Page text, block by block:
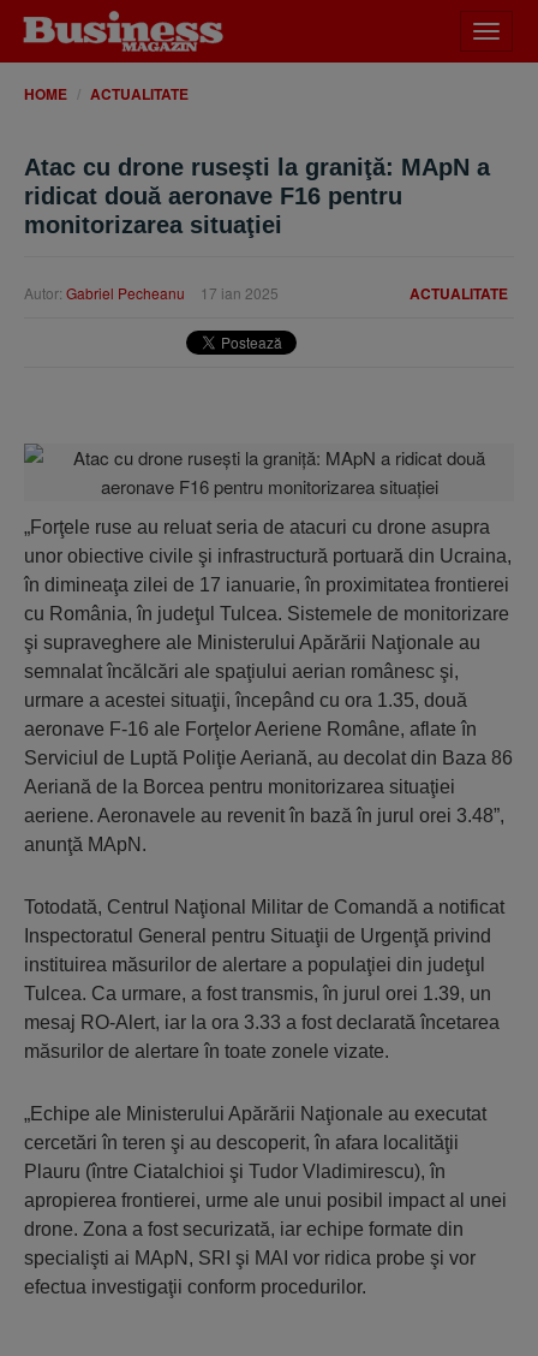
meniu
HOME ACTUALITATE
Atac cu drone ruseşti la graniţă: MApN a
ridicat două aeronave F16 pentru
monitorizarea situaţiei
ACTUALITATE
Autor: Gabriel Pecheanu 17 ian 2025
„Forţele ruse au reluat seria de atacuri cu drone asupra
unor obiective civile şi infrastructură portuară din Ucraina,
în dimineaţa zilei de 17 ianuarie, în proximitatea frontierei
cu România, în judeţul Tulcea. Sistemele de monitorizare
şi supraveghere ale Ministerului Apărării Naţionale au
semnalat încălcări ale spaţiului aerian românesc şi,
urmare a acestei situaţii, începând cu ora 1.35, două
aeronave F-16 ale Forţelor Aeriene Române, aflate în
Serviciul de Luptă Poliţie Aeriană, au decolat din Baza 86
Aeriană de la Borcea pentru monitorizarea situaţiei
aeriene. Aeronavele au revenit în bază în jurul orei 3.48”,
anunţă MApN.
Totodată, Centrul Naţional Militar de Comandă a notificat
Inspectoratul General pentru Situaţii de Urgenţă privind
instituirea măsurilor de alertare a populaţiei din judeţul
Tulcea. Ca urmare, a fost transmis, în jurul orei 1.39, un
mesaj RO-Alert, iar la ora 3.33 a fost declarată încetarea
măsurilor de alertare în toate zonele vizate.
„Echipe ale Ministerului Apărării Naţionale au executat
cercetări în teren şi au descoperit, în afara localităţii
Plauru (între Ciatalchioi şi Tudor Vladimirescu), în
apropierea frontierei, urme ale unui posibil impact al unei
drone. Zona a fost securizată, iar echipe formate din
specialişti ai MApN, SRI şi MAI vor ridica probe şi vor
efectua investigaţii conform procedurilor.